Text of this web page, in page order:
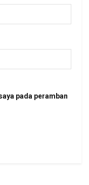
pada peramban